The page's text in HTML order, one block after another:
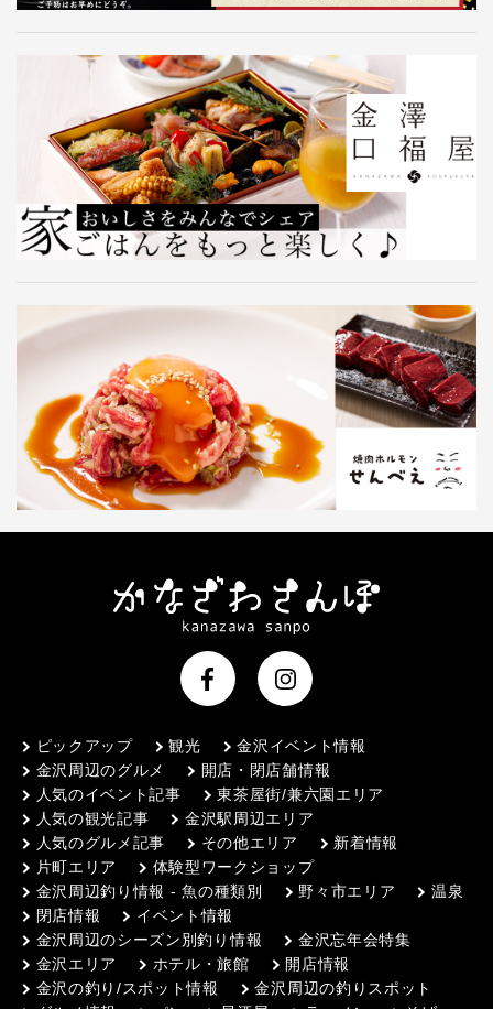
ピックアップ 観光
金沢イベント情報
金沢周辺のグルメ
開店・閉店舗情報
人気のイベント記事
東茶屋街/兼六園エリア
人気の観光記事
金沢駅周辺エリア
人気のグルメ記事
その他エリア
新着情報
片町エリア
体験型ワークショップ
金沢周辺釣り情報 - 魚の種類別
野々市エリア
温泉
閉店情報
イベント情報
金沢周辺のシーズン別釣り情報
金沢忘年会特集
金沢エリア
ホテル・旅館
開店情報
金沢の釣り/スポット情報
金沢周辺の釣りスポット